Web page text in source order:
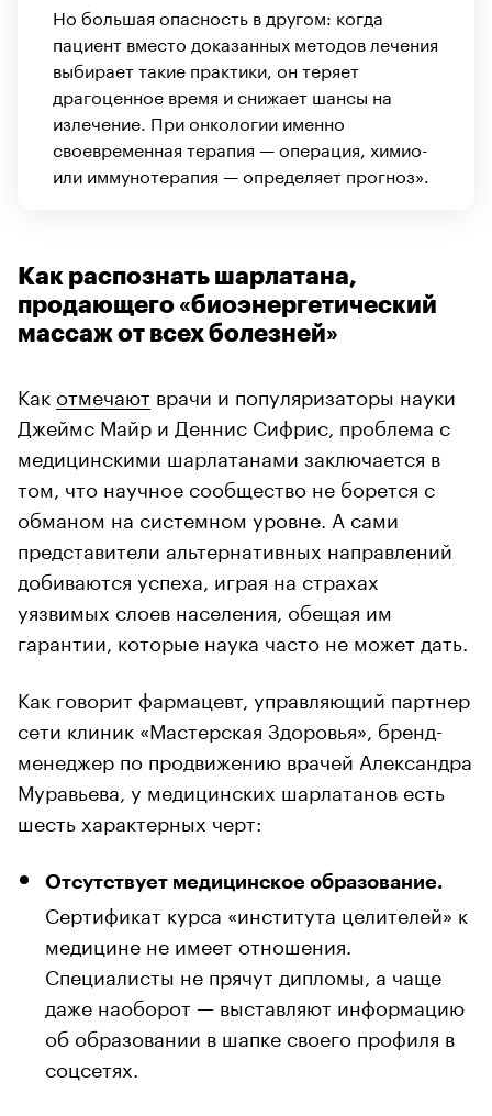
Но большая опасность в другом: когда
пациент вместо доказанных методов лечения
выбирает такие практики, он теряет
драгоценное время и снижает шансы на
излечение. При онкологии именно
своевременная терапия — операция, химио-
или иммунотерапия — определяет прогноз».
Как распознать шарлатана,
продающего «биоэнергетический
массаж от всех болезней»
Как отмечают врачи и популяризаторы науки
Джеймс Майр и Деннис Сифрис, проблема с
медицинскими шарлатанами заключается в
том, что научное сообщество не борется с
обманом на системном уровне. А сами
представители альтернативных направлений
добиваются успеха, играя на страхах
уязвимых слоев населения, обещая им
гарантии, которые наука часто не может дать.
Как говорит фармацевт, управляющий партнер
сети клиник «Мастерская Здоровья», бренд-
менеджер по продвижению врачей Александра
Муравьева, у медицинских шарлатанов есть
шесть характерных черт:
Отсутствует медицинское образование.
Сертификат курса «института целителей» к
медицине не имеет отношения.
Специалисты не прячут дипломы, а чаще
даже наоборот — выставляют информацию
об образовании в шапке своего профиля в
соцсетях.